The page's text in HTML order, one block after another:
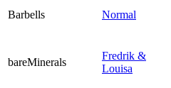
Barbells Normal
bareMinerals
Fredrik &
Louisa